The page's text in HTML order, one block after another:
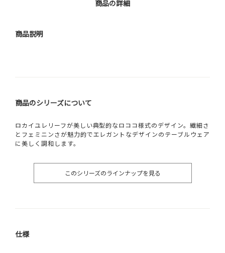
商品の詳細
商品説明
商品のシリーズについて
ロカイユレリーフが美しい典型的なロココ様式のデザイン。繊細さ
とフェミニンさが魅力的でエレガントなデザインのテーブルウェア
に美しく調和します。
このシリーズのラインナップを見る
仕様